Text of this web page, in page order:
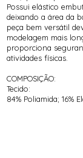
Possui elástico
deixando a área da
peça bem versátil
modelagem mais
proporciona
atividades físicas.
COMPOSIÇÃO:
Tecido:
84% Poliamida; 16%